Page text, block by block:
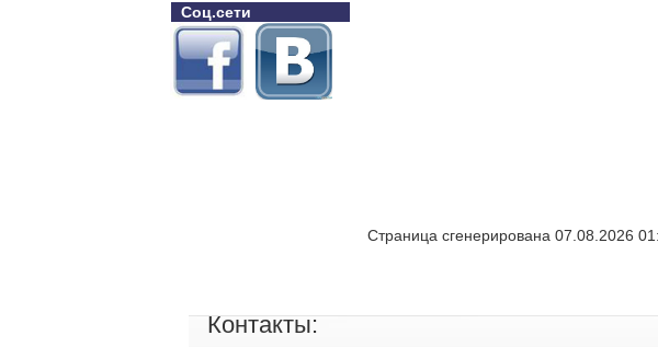
Соц.сети
Страница сгенерирована 07.08.2026
Контакты: